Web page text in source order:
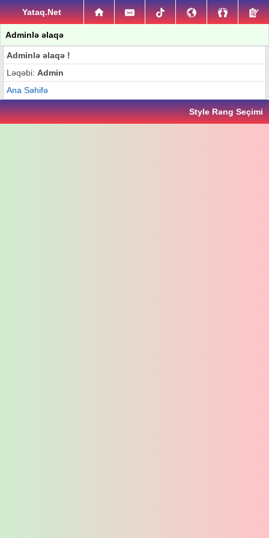
Yataq.Net
Adminlə əlaqə
Adminlə əlaqə !
Ləqəbi: Admin
Ana Səhifə
Style Rəng Seçimi